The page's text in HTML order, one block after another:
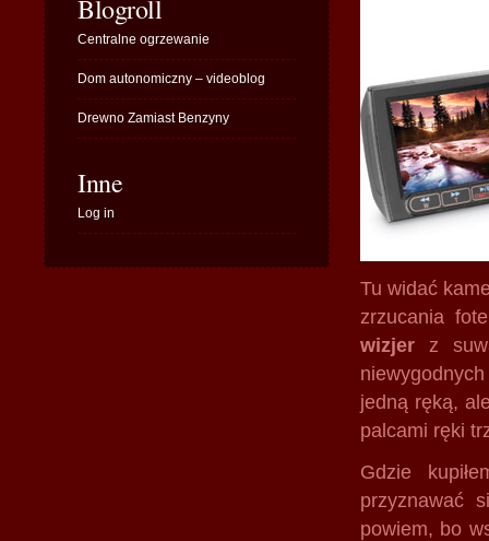
Tu widać
zrzucania
wizjer z
jedną ręką,
palcami ręki
Gdzie
przyznawać
powiem, bo
Blogroll
Centralne ogrzewanie
Dom autonomiczny – videoblog
Drewno Zamiast Benzyny
Inne
Log in